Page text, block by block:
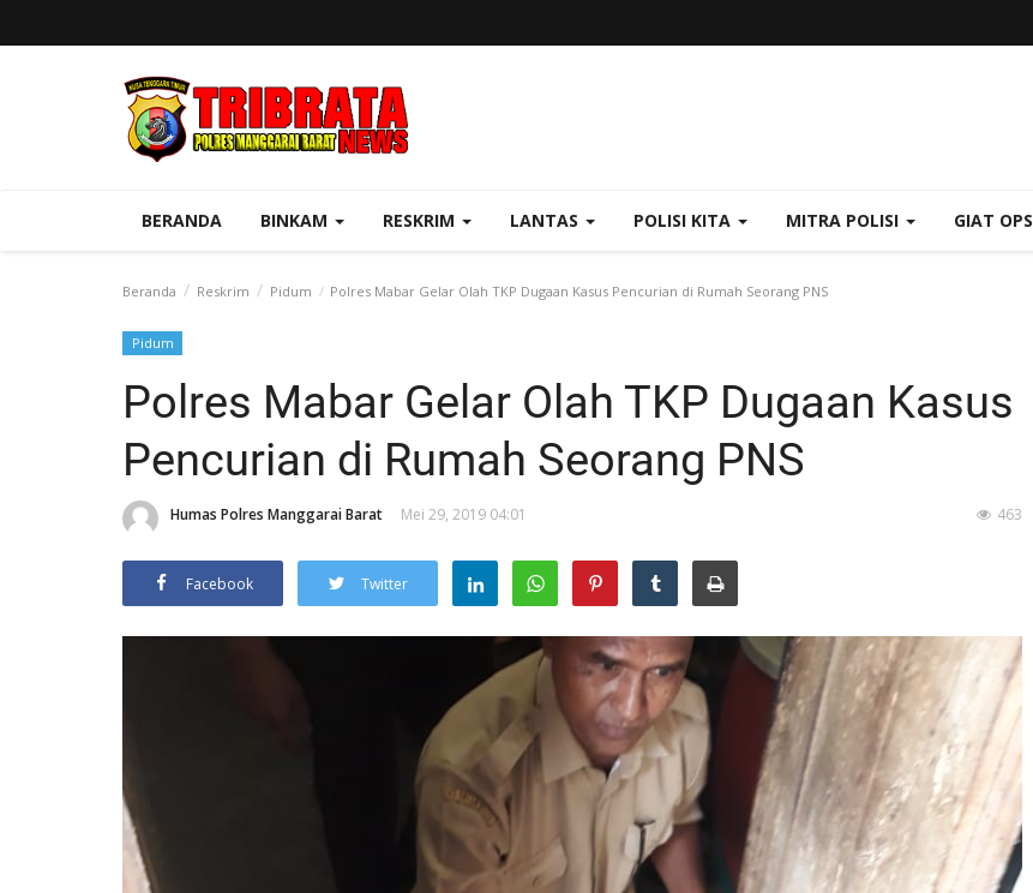
BERANDA BINKAM RESKRIM LANTAS POLISI KITA MITRA POLISI GIAT OPS
Beranda Reskrim Pidum Polres Mabar Gelar Olah TKP Dugaan Kasus Pencurian di Rumah Seorang PNS
Pidum
Polres Mabar Gelar Olah TKP Dugaan Kasus
Pencurian di Rumah Seorang PNS
Humas Polres Manggarai Barat Mei 29, 2019 04:01 463
Facebook Twitter